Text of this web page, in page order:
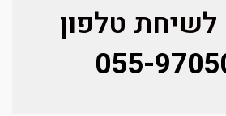
טלפון
055-